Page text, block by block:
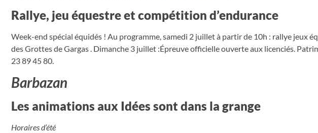
Rallye, jeu équestre et compétition d’endurance
Week-end spécial équidés ! Au programme, samedi 2 juillet à partir de 10h : rallye jeux
des Grottes de Gargas . Dimanche 3 juillet :Épreuve officielle ouverte aux licenciés.
23 89 45 80.
Barbazan
Les animations aux Idées sont dans la grange
Horaires d’été